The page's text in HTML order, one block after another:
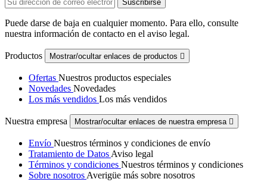
Puede darse de baja en cualquier momento. Para ello, consulte
nuestra información de contacto en el aviso legal.
Productos Mostrar/ocultar enlaces de productos 
Ofertas Nuestros productos especiales
Novedades Novedades
Los más vendidos Los más vendidos
Nuestra empresa Mostrar/ocultar enlaces de nuestra empresa 
Envío Nuestros términos y condiciones de envío
Tratamiento de Datos Aviso legal
Términos y condiciones Nuestros términos y condiciones
Sobre nosotros Averigüe más sobre nosotros